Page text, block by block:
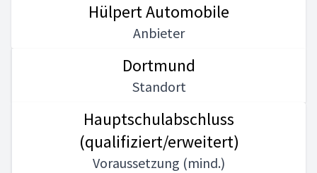
Hülpert Automobile
Anbieter
Dortmund
Standort
Hauptschulabschluss
(qualifiziert/erweitert)
Voraussetzung (mind.)